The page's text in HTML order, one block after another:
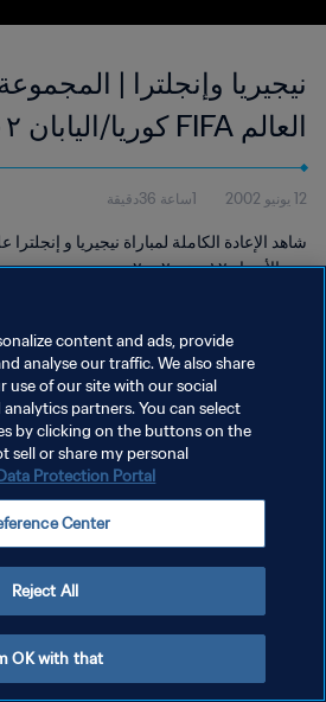
المباراة
12 يونيو 2002 1ساعة 36دقيقة
شاهد الإعادة الكاملة لمباراة نيجيريا و
يوم الأربعاء ١٢ يونيو ٢٠٠٢.
سياسة الخصوصية
إدارة تفضيلات ملفات تعريف الارتباط
content and ads, provide
analyse our traffic. We also share
use of our site with our social
partners. You can select
by clicking on the buttons on the
sell or share my personal
Protection Portal
Center
Reject All
OK with that